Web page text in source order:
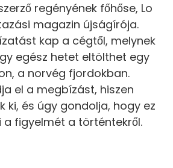
regényének főhőse, Lo
magazin újságírója.
kap a cégtől, melynek
egész hetet eltölthet egy
a norvég fjordokban.
el a megbízást, hiszen
ki, és úgy gondolja, hogy ez
a figyelmét a történtekről.